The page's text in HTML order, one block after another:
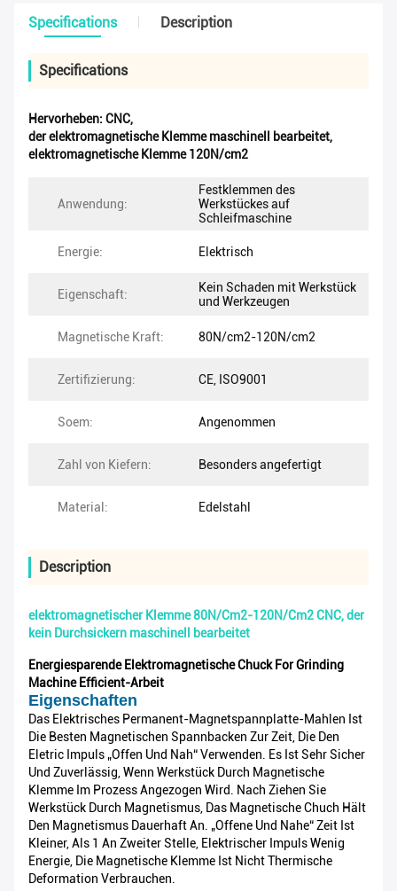
Specifications Description
Specifications
Hervorheben: CNC,
der elektromagnetische Klemme maschinell bearbeitet,
elektromagnetische Klemme 120N/cm2
Anwendung:
Festklemmen des
Werkstückes auf
Schleifmaschine
Energie: Elektrisch
Eigenschaft:
Kein Schaden mit Werkstück
und Werkzeugen
Magnetische Kraft: 80N/cm2-120N/cm2
Zertifizierung: CE, ISO9001
Soem: Angenommen
Zahl von Kiefern: Besonders angefertigt
Material: Edelstahl
Description
elektromagnetischer Klemme 80N/Cm2-120N/Cm2 CNC, der
kein Durchsickern maschinell bearbeitet
Energiesparende Elektromagnetische Chuck For Grinding
Machine Efficient-Arbeit
Eigenschaften
Das Elektrisches Permanent-Magnetspannplatte-Mahlen Ist
Die Besten Magnetischen Spannbacken Zur Zeit, Die Den
Eletric Impuls „offen Und Nah“ Verwenden. Es Ist Sehr Sicher
Und Zuverlässig, Wenn Werkstück Durch Magnetische
Klemme Im Prozess Angezogen Wird. Nach Ziehen Sie
Werkstück Durch Magnetismus, Das Magnetische Chuch Hält
Den Magnetismus Dauerhaft An. „offene Und Nahe“ Zeit Ist
Kleiner, Als 1 An Zweiter Stelle, Elektrischer Impuls Wenig
Energie, Die Magnetische Klemme Ist Nicht Thermische
Deformation Verbrauchen.